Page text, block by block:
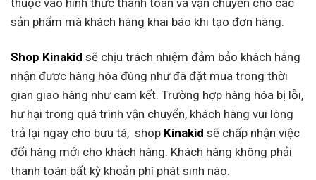
thuộc vào hình thức thanh toán và vận chuyển cho các
sản phẩm mà khách hàng khai báo khi tạo đơn hàng.
Shop Kinakid sẽ chịu trách nhiệm đảm bảo khách hàng
nhận được hàng hóa đúng như đã đặt mua trong thời
gian giao hàng như cam kết. Trường hợp hàng hóa bị lỗi,
hư hại trong quá trình vận chuyển, khách hàng vui lòng
trả lại ngay cho bưu tá, shop Kinakid sẽ chấp nhận việc
đổi hàng mới cho khách hàng. Khách hàng không phải
thanh toán bất kỳ khoản phí phát sinh nào.